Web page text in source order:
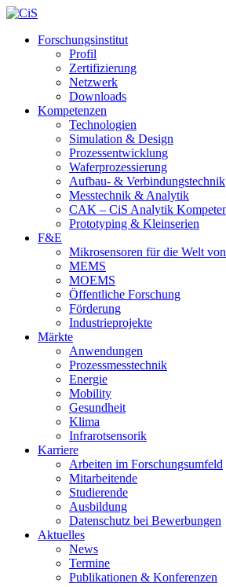
Forschungsinstitut
Profil
Zertifizierung
Netzwerk
Downloads
Kompetenzen
Technologien
Simulation & Design
Prozessentwicklung
Waferprozessierung
Aufbau- & Verbindungstechnik
Messtechnik & Analytik
CAK – CiS Analytik
Prototyping & Kleinserien
F&E
Mikrosensoren für die Welt
MEMS
MOEMS
Öffentliche Forschung
Förderung
Industrieprojekte
Märkte
Anwendungen
Prozessmesstechnik
Energie
Mobility
Gesundheit
Klima
Infrarotsensorik
Karriere
Arbeiten im Forschungsumfeld
Mitarbeitende
Studierende
Ausbildung
Datenschutz bei Bewerbungen
Aktuelles
News
Termine
Publikationen & Konferenzen